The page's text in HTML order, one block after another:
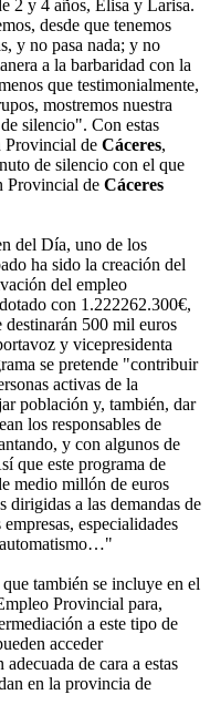
2 y 4 años, Elisa y Larisa.
desde que tenemos
y no pasa nada; y no
a la barbaridad con la
que testimonialmente,
mostremos nuestra
silencio". Con estas
Provincial de Cáceres,
de silencio con el que
Provincial de Cáceres
del Día, uno de los
ha sido la creación del
del empleo
con 1.222262.300€,
destinarán 500 mil euros
y vicepresidenta
se pretende "contribuir
activas de la
población y, también, dar
los responsables de
y con algunos de
que este programa de
medio millón de euros
dirigidas a las demandas de
especialidades
automatismo…"
también se incluye en el
Provincial para,
a este tipo de
acceder
de cara a estas
en la provincia de